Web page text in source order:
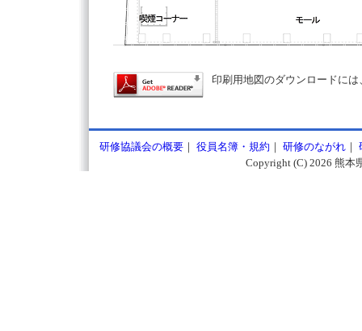
印刷用地図のダウンロードには
研修協議会の概要 役員名簿・規約 研修のながれ
Copyright (C) 2026 熊本